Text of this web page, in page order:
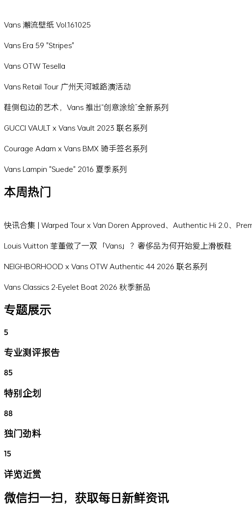
Vans 潮流壁纸 Vol.161025
Vans Era 59 "Stripes"
Vans OTW Tesella
Vans Retail Tour 广州天河城路演活动
鞋侧包边的艺术，Vans 推出“创意涂绘”全新系列
GUCCI VAULT x Vans Vault 2023 联名系列
Courage Adam x Vans BMX 骑手签名系列
Vans Lampin "Suede" 2016 夏季系列
本周热门
快讯合集 | Warped Tour x Van Doren Approved、Authentic Hi 2.0、
Louis Vuitton 菲董做了一双「Vans」？奢侈品为何开始爱上滑板鞋
NEIGHBORHOOD x Vans OTW Authentic 44 2026 联名系列
Vans Classics 2-Eyelet Boat 2026 秋季新品
专题展示
5
专业测评报告
85
特别企划
88
独门劲料
15
详览近赏
微信扫一扫，获取每日新鲜资讯